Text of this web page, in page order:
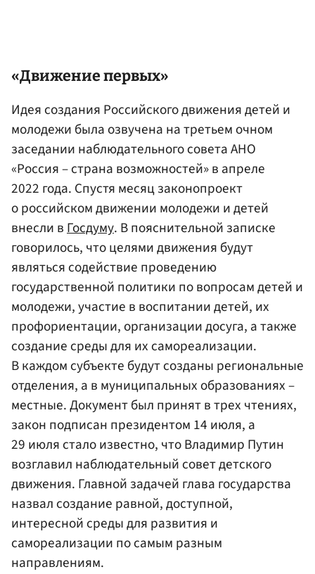
«Движение первых»
Идея создания Российского движения детей и
молодежи была озвучена на третьем очном
заседании наблюдательного совета АНО
«Россия – страна возможностей» в апреле
2022 года. Спустя месяц законопроект
о российском движении молодежи и детей
внесли вГосдуму. В пояснительной записке
говорилось, что целями движения будут
являться содействие проведению
государственной политики по вопросам детей и
молодежи, участие в воспитании детей, их
профориентации, организации досуга, а также
создание среды для их самореализации.
В каждом субъекте будут созданы региональные
отделения, а в муниципальных образованиях –
местные. Документ был принят в трех чтениях,
закон подписан президентом 14 июля, а
29 июля стало известно, что Владимир Путин
возглавил наблюдательный совет детского
движения. Главной задачей глава государства
назвал создание равной, доступной,
интересной среды для развития и
самореализации по самым разным
направлениям.